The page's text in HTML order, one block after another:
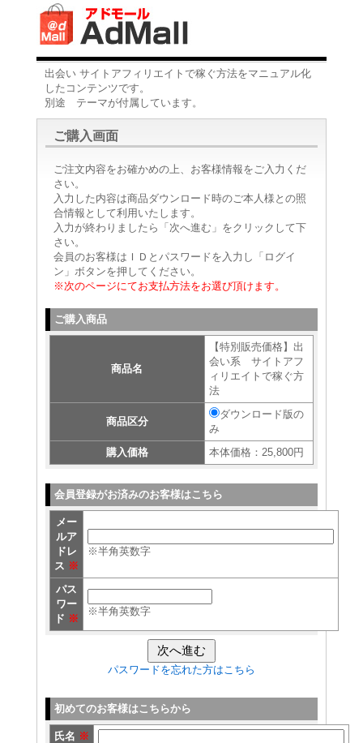
出会い サイトアフィリエイトで稼ぐ方法をマニュアル化
したコンテンツです。
別途 テーマが付属しています。
ご購入画面
ご注文内容をお確かめの上、お客様情報をご入力くだ
さい。
入力した内容は商品ダウンロード時のご本人様との照
合情報として利用いたします。
入力が終わりましたら「次へ進む」をクリックして下
さい。
会員のお客様はＩＤとパスワードを入力し「ログイ
ン」ボタンを押してください。
※次のページにてお支払方法をお選び頂けます。
ご購入商品
商品名
【特別販売価格】出
会い系 サイトアフ
ィリエイトで稼ぐ方
法
商品区分
ダウンロード版の
み
購入価格
本体価格：25,800円
会員登録がお済みのお客様はこちら
メー
ルア
ドレ
ス ※
※半角英数字
パス
ワー
ド ※
※半角英数字
パスワードを忘れた方はこちら
初めてのお客様はこちらから
氏名 ※